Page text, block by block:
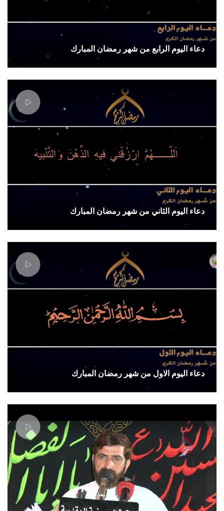
دعاء اليوم الرابع من شهر رمضان المبارك
دعاء اليوم الثاني من شهر رمضان المبارك
دعاء اليوم الاول من شهر رمضان المبارك